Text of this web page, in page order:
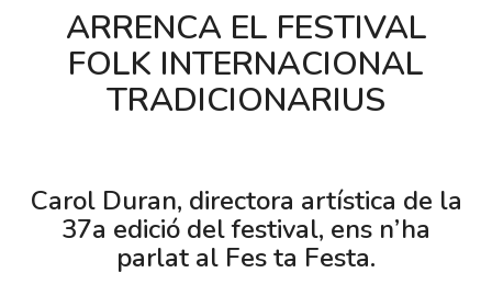
ARRENCA EL FESTIVAL
FOLK INTERNACIONAL
TRADICIONARIUS
Carol Duran, directora artística de la
37a edició del festival, ens n’ha
parlat al Fes ta Festa.